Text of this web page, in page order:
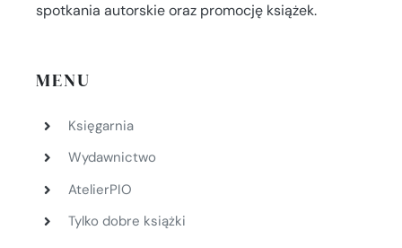
spotkania autorskie oraz promocję książek.
MENU
Księgarnia
Wydawnictwo
AtelierPIO
Tylko dobre książki